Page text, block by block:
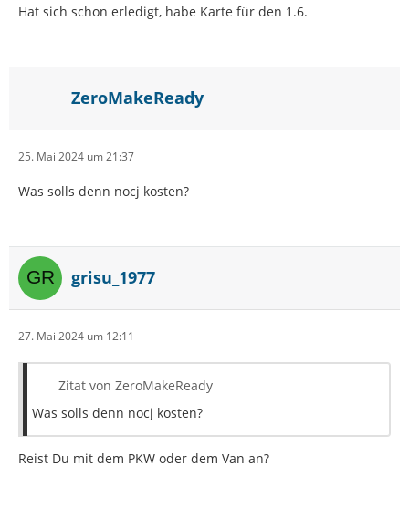
Hat sich schon erledigt, habe Karte für den 1.6.
ZeroMakeReady
25. Mai 2024 um 21:37
Was solls denn nocj kosten?
grisu_1977
27. Mai 2024 um 12:11
Zitat von ZeroMakeReady
Was solls denn nocj kosten?
Reist Du mit dem PKW oder dem Van an?